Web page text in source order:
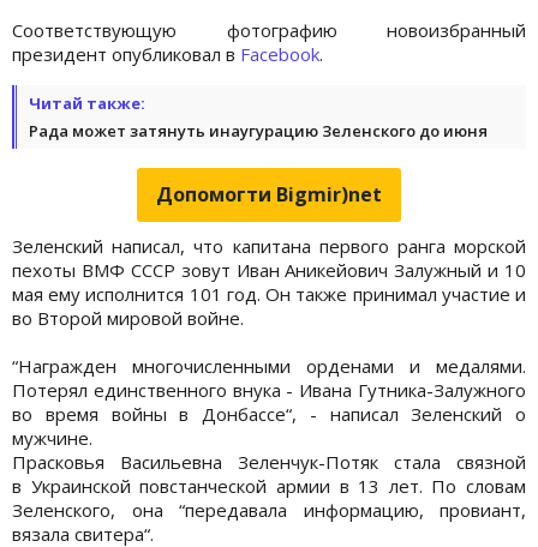
Соответствующую фотографию новоизбранный
президент опубликовал в Facebook.
Читай также:
Рада может затянуть инаугурацию Зеленского до июня
Допомогти Bigmir)net
Зеленский написал, что капитана первого ранга морской
пехоты ВМФ СССР зовут Иван Аникейович Залужный и 10
мая ему исполнится 101 год. Он также принимал участие и
во Второй мировой войне.
“Награжден многочисленными орденами и медалями.
Потерял единственного внука - Ивана Гутника-Залужного
во время войны в Донбассе“, - написал Зеленский о
мужчине.
Прасковья Васильевна Зеленчук-Потяк стала связной
в Украинской повстанческой армии в 13 лет. По словам
Зеленского, она “передавала информацию, провиант,
вязала свитера“.